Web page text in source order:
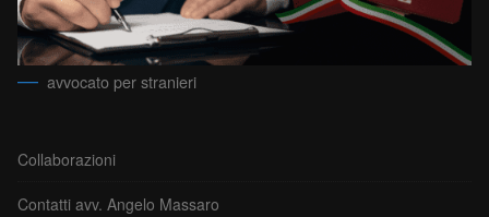
avvocato per stranieri
Collaborazioni
Contatti avv. Angelo Massaro